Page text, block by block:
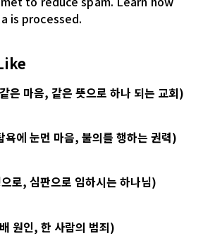
is processed.
은 마음, 같은 뜻으로 하나 되는 교회)
에 눈먼 마음, 불의를 행하는 권력)
로, 심판으로 임하시는 하나님)
원인, 한 사람의 범죄)